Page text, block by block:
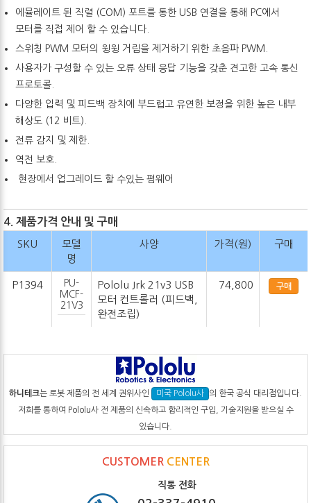
에뮬레이트 된 직렬 (COM) 포트를 통한 USB 연결을 통해 PC에서
모터를 직접 제어 할 수 있습니다.
스위칭 PWM 모터의 윙윙 거림을 제거하기 위한 초음파 PWM.
사용자가 구성할 수 있는 오류 상태 응답 기능을 갖춘 견고한 고속 통신
프로토콜.
다양한 입력 및 피드백 장치에 부드럽고 유연한 보정을 위한 높은 내부
해상도 (12 비트).
전류 감지 및 제한.
역전 보호.
현장에서 업그레이드 할 수있는 펌웨어
4. 제품가격 안내 및 구매
SKU
모델
명
사양 가격(원) 구매
P1394
PU-
MCF-
21V3
Pololu Jrk 21v3 USB
모터 컨트롤러 (피드백,
완전조립)
74,800 구매
하니테크는 로봇 제품의 전 세계 권위사인 미국 Pololu사 의 한국 공식 대리점입니다.
저희를 통하여 Pololu사 전 제품의 신속하고 합리적인 구입, 기술지원을 받으실 수
있습니다.
CUSTOMER CENTER
직통 전화